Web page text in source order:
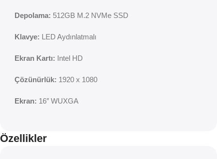
Depolama: 512GB M.2 NVMe SSD
Klavye: LED Aydınlatmalı
Ekran Kartı: Intel HD
Çözünürlük: 1920 x 1080
Ekran: 16″ WUXGA
Özellikler